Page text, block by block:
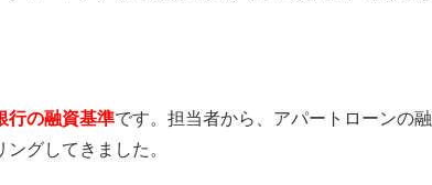
行の融資基準です。担当者から、アパートローンの融
グしてきました。